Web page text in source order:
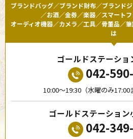
ブランドバッグ／ブランド財布／ブランド
／お酒／金券／楽器／スマート
オーディオ機器／カメラ／工具／骨董品／
は
ゴールドステーショ
042-
10:00〜19:30（水曜のみ
ゴールドステーション
042-